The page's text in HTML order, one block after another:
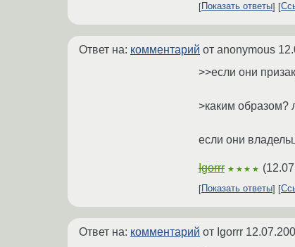
Показать ответы
Ответ на: комментарий от anonymous
>>если они
>каким образом?
если они
Igorrr ★★★★ (
Показать ответы
Ответ на: комментарий от Igorrr